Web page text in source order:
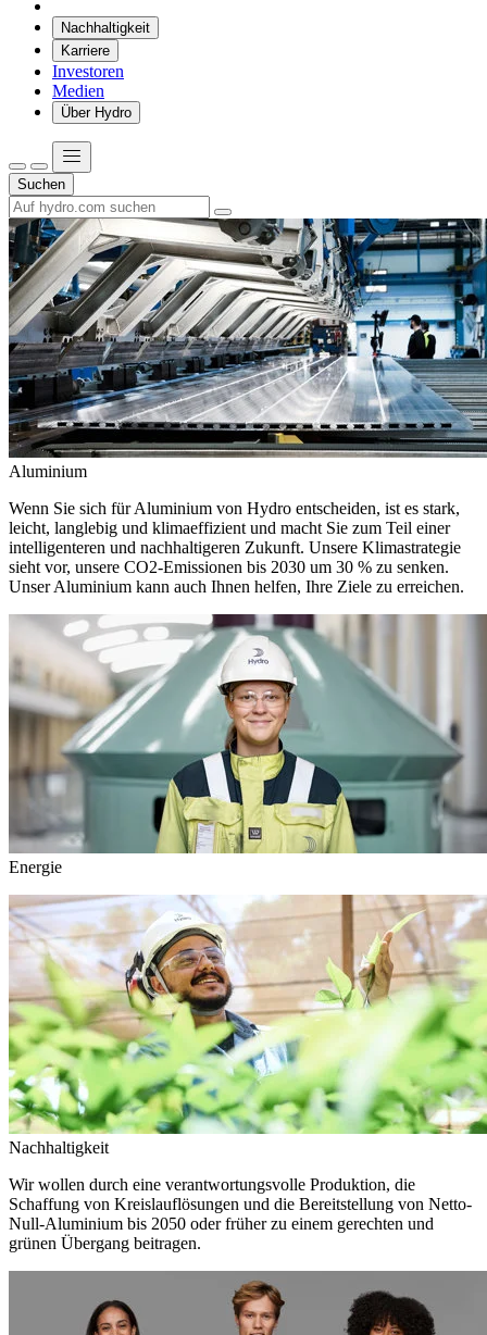
Nachhaltigkeit
Karriere
Investoren
Medien
Über Hydro
Suchen
Aluminium
Wenn Sie sich für Aluminium von Hydro entscheiden, ist es stark,
leicht, langlebig und klimaeffizient und macht Sie zum Teil einer
intelligenteren und nachhaltigeren Zukunft. Unsere Klimastrategie
sieht vor, unsere CO2-Emissionen bis 2030 um 30 % zu senken.
Unser Aluminium kann auch Ihnen helfen, Ihre Ziele zu erreichen.
Energie
Nachhaltigkeit
Wir wollen durch eine verantwortungsvolle Produktion, die
Schaffung von Kreislauflösungen und die Bereitstellung von Netto-
Null-Aluminium bis 2050 oder früher zu einem gerechten und
grünen Übergang beitragen.